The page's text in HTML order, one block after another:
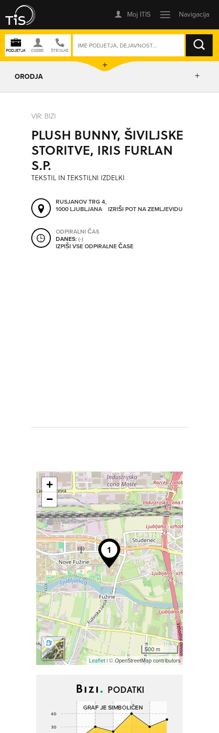
ISKANJE
ORODJA
IZRIŠI POT
POŠLJI SMS
ORODJA
SHRANI V MOJ ITIS
VIR: BIZI
PLUSH BUNNY, ŠIVILJSKE
STORITVE, IRIS FURLAN
S.P.
TEKSTIL IN TEKSTILNI IZDELKI
RUSJANOV TRG 4,
1000 LJUBLJANA
IZRIŠI POT NA ZEMLJEVIDU
ODPIRALNI ČAS
DANES:(-)
IZPIŠI VSE ODPIRALNE ČASE
+
−
500 m
Leaflet| © OpenStreetMap contributors
PODATKI